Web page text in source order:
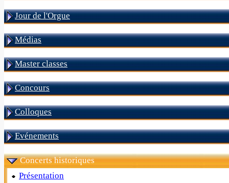
Jour de l'Orgue
Médias
Master classes
Concours
Colloques
Evénements
Concerts historiques
Présentation